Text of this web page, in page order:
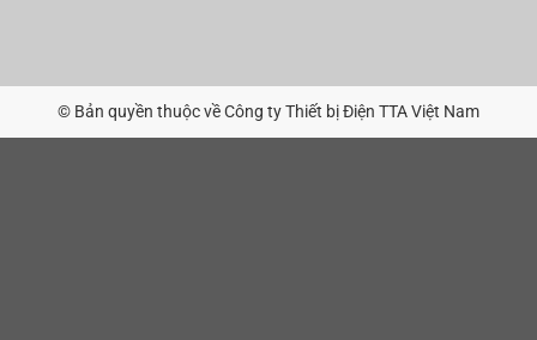
© Bản quyền thuộc về Công ty Thiết bị Điện TTA Việt Nam